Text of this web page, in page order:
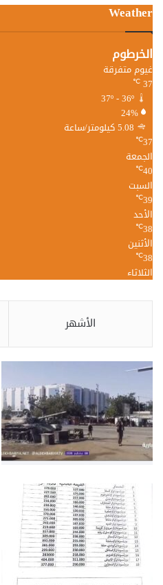
Weather
الخرطوم
غيوم متفرقة
37
℃
24%
5.08 كيلومتر/ساعة
37
℃
الجمعة
40
℃
السبت
39
℃
الأحد
38
℃
الأثنين
38
℃
الثلاثاء
الأشهر